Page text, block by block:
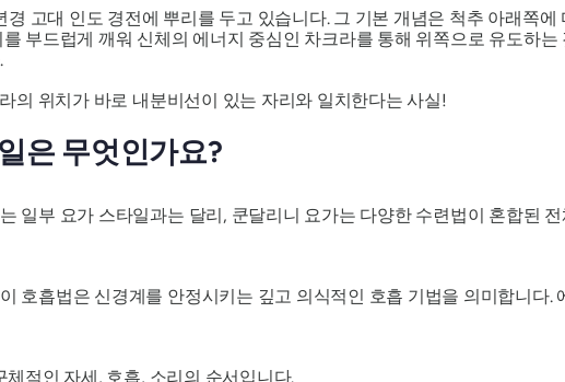
고대 인도 경전에 뿌리를 두고 있습니다. 그 기본 개념은 척추 아래쪽
부드럽게 깨워 신체의 에너지 중심인 차크라를 통해 위쪽으로 유도하
의 위치가 바로 내분비선이 있는 자리와 일치한다는 사실!
은 무엇인가요?
일부 요가 스타일과는 달리, 쿤달리니 요가는 다양한 수련법이 혼합된
호흡법은 신경계를 안정시키는 깊고 의식적인 호흡 기법을 의미합니다
적인 자세, 호흡, 소리의 순서입니다.